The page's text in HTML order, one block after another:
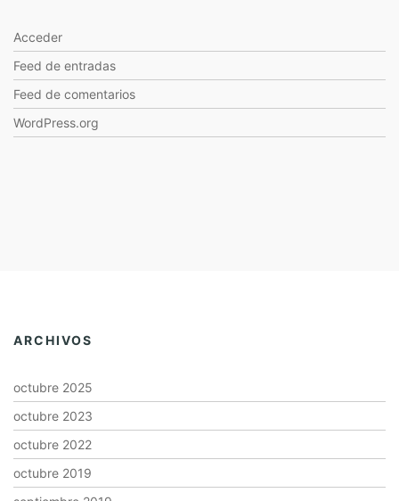
Acceder
Feed de entradas
Feed de comentarios
WordPress.org
ARCHIVOS
octubre 2025
octubre 2023
octubre 2022
octubre 2019